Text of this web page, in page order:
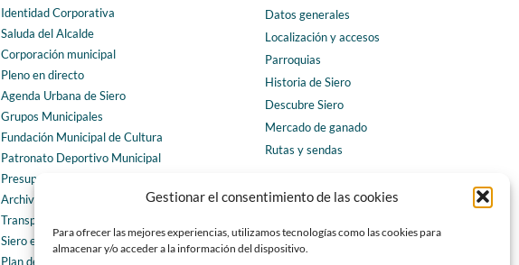
Gestionar el consentimiento de las cookies
Para ofrecer las mejores experiencias, utilizamos tecnologías como las cookies para
almacenar y/o acceder a la información del dispositivo.
Identidad Corporativa
Saluda del Alcalde
Corporación municipal
Pleno en directo
Agenda Urbana de Siero
Grupos Municipales
Fundación Municipal de Cultura
Patronato Deportivo Municipal
Presupuestos municipales
Archivo municipal
Transparencia
Siero en Cifras
Plan de igualdad
Datos generales
Localización y accesos
Parroquias
Historia de Siero
Descubre Siero
Mercado de ganado
Rutas y sendas
CONTACTO
Teléfonos de interés
Formulario de contacto